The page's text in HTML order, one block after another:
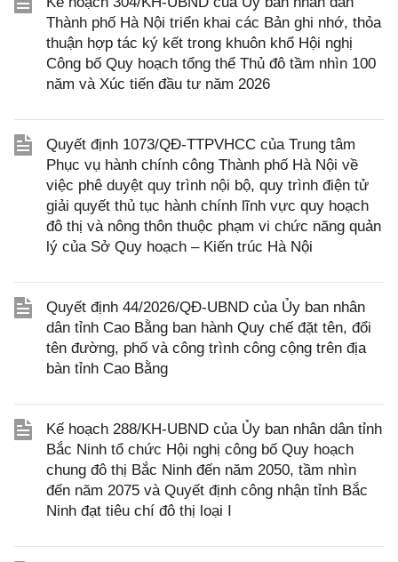
Thành phố Hà Nội triển khai các Bản ghi nhớ, thỏa
thuận hợp tác ký kết trong khuôn khổ Hội nghị
Công bố Quy hoạch tổng thể Thủ đô tầm nhìn 100
năm và Xúc tiến đầu tư năm 2026
Quyết định 1073/QĐ-TTPVHCC của Trung tâm
Phục vụ hành chính công Thành phố Hà Nội về
việc phê duyệt quy trình nội bộ, quy trình điện tử
giải quyết thủ tục hành chính lĩnh vực quy hoạch
đô thị và nông thôn thuộc phạm vi chức năng quản
lý của Sở Quy hoạch – Kiến trúc Hà Nội
Quyết định 44/2026/QĐ-UBND của Ủy ban nhân
dân tỉnh Cao Bằng ban hành Quy chế đặt tên, đổi
tên đường, phố và công trình công cộng trên địa
bàn tỉnh Cao Bằng
Kế hoạch 288/KH-UBND của Ủy ban nhân dân tỉnh
Bắc Ninh tổ chức Hội nghị công bố Quy hoạch
chung đô thị Bắc Ninh đến năm 2050, tầm nhìn
đến năm 2075 và Quyết định công nhận tỉnh Bắc
Ninh đạt tiêu chí đô thị loại I